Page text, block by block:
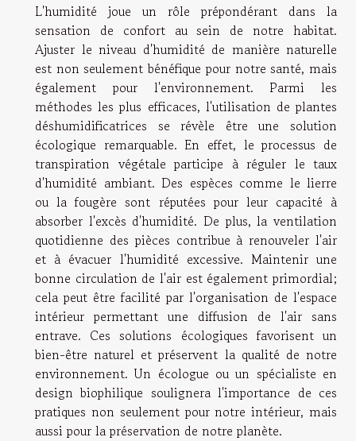
L'humidité joue un rôle prépondérant dans la
sensation de confort au sein de notre habitat.
Ajuster le niveau d'humidité de manière naturelle
est non seulement bénéfique pour notre santé, mais
également pour l'environnement. Parmi les
méthodes les plus efficaces, l'utilisation de plantes
déshumidificatrices se révèle être une solution
écologique remarquable. En effet, le processus de
transpiration végétale participe à réguler le taux
d'humidité ambiant. Des espèces comme le lierre
ou la fougère sont réputées pour leur capacité à
absorber l'excès d'humidité. De plus, la ventilation
quotidienne des pièces contribue à renouveler l'air
et à évacuer l'humidité excessive. Maintenir une
bonne circulation de l'air est également primordial;
cela peut être facilité par l'organisation de l'espace
intérieur permettant une diffusion de l'air sans
entrave. Ces solutions écologiques favorisent un
bien-être naturel et préservent la qualité de notre
environnement. Un écologue ou un spécialiste en
design biophilique soulignera l'importance de ces
pratiques non seulement pour notre intérieur, mais
aussi pour la préservation de notre planète.